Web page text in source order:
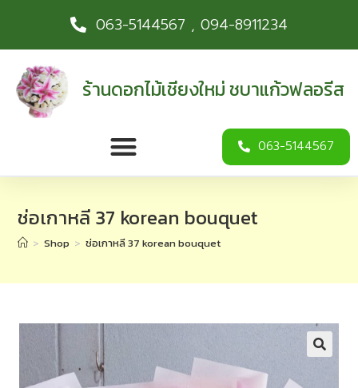
063-5144567 , 094-8911234
ร้านดอกไม้เชียงใหม่ ชบาแก้วฟลอรีส
063-5144567
ช่อเกาหลี 37 korean bouquet
> Shop > ช่อเกาหลี 37 korean bouquet